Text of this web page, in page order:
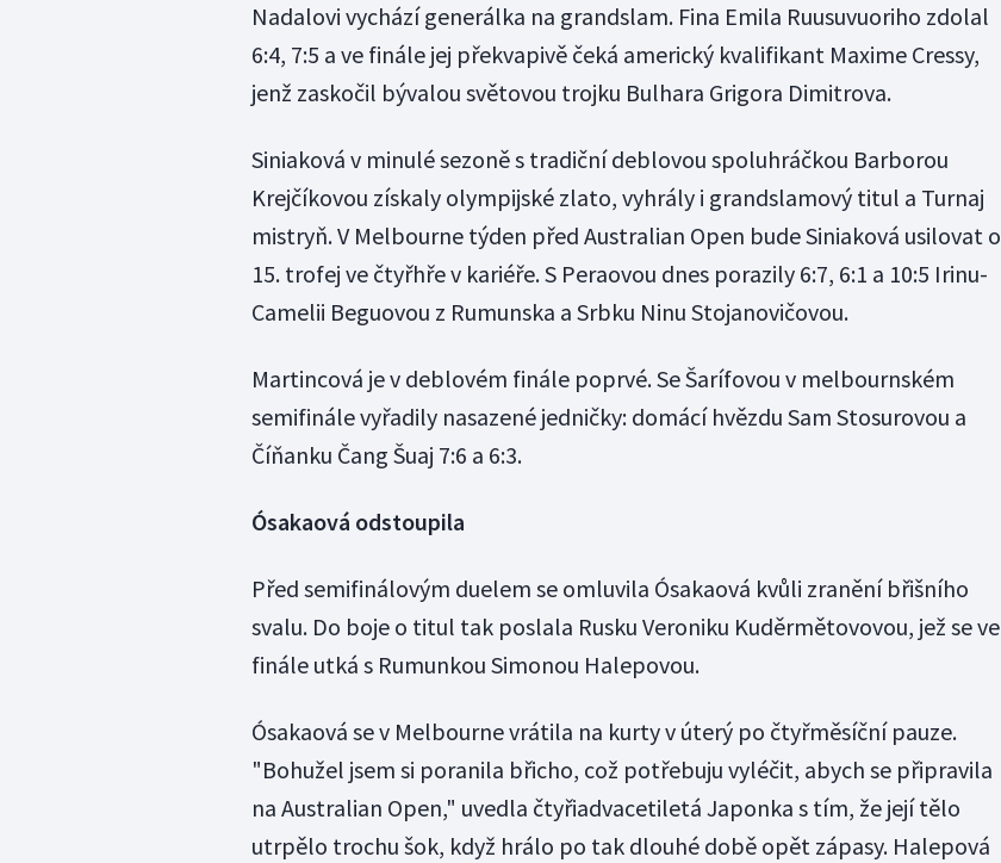
Nadalovi vychází generálka na grandslam. Fina Emila Ruusuvuoriho zdolal
6:4, 7:5 a ve finále jej překvapivě čeká americký kvalifikant Maxime Cressy,
jenž zaskočil bývalou světovou trojku Bulhara Grigora Dimitrova.
Siniaková v minulé sezoně s tradiční deblovou spoluhráčkou Barborou
Krejčíkovou získaly olympijské zlato, vyhrály i grandslamový titul a Turnaj
mistryň. V Melbourne týden před Australian Open bude Siniaková usilovat o
15. trofej ve čtyřhře v kariéře. S Peraovou dnes porazily 6:7, 6:1 a 10:5 Irinu-
Camelii Beguovou z Rumunska a Srbku Ninu Stojanovičovou.
Martincová je v deblovém finále poprvé. Se Šarífovou v melbournském
semifinále vyřadily nasazené jedničky: domácí hvězdu Sam Stosurovou a
Číňanku Čang Šuaj 7:6 a 6:3.
Ósakaová odstoupila
Před semifinálovým duelem se omluvila Ósakaová kvůli zranění břišního
svalu. Do boje o titul tak poslala Rusku Veroniku Kuděrmětovovou, jež se ve
finále utká s Rumunkou Simonou Halepovou.
Ósakaová se v Melbourne vrátila na kurty v úterý po čtyřměsíční pauze.
"Bohužel jsem si poranila břicho, což potřebuju vyléčit, abych se připravila
na Australian Open," uvedla čtyřiadvacetiletá Japonka s tím, že její tělo
utrpělo trochu šok, když hrálo po tak dlouhé době opět zápasy. Halepová